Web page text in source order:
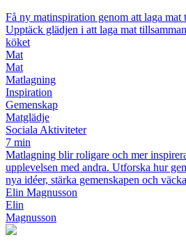
Få ny matinspiration genom att laga mat
Upptäck glädjen i att laga mat
köket
Mat
Mat
Matlagning
Inspiration
Gemenskap
Matglädje
Sociala Aktiviteter
7 min
Matlagning blir roligare och mer
upplevelsen med andra. Utforska hur
nya idéer, stärka gemenskapen och
Elin Magnusson
Elin
Magnusson